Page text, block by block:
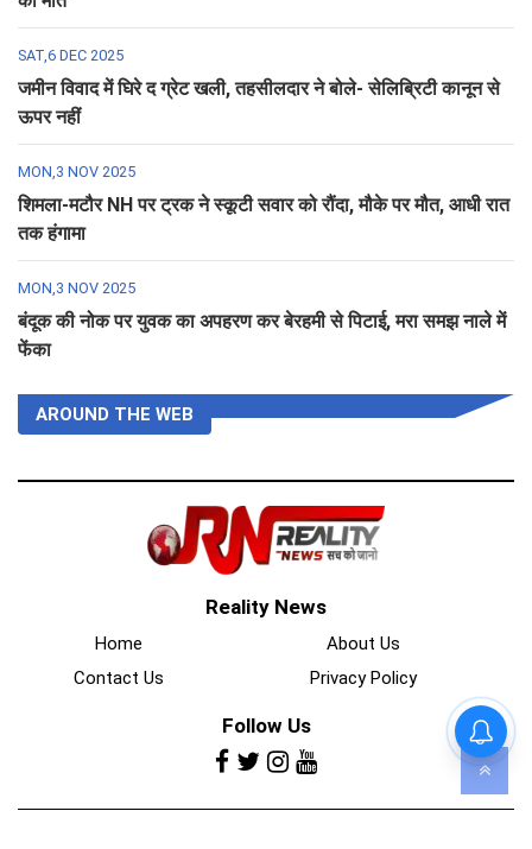
SAT,6 DEC 2025
जमीन विवाद में घिरे द ग्रेट खली, तहसीलदार ने बोले- सेलिब्रिटी कानून से
ऊपर नहीं
MON,3 NOV 2025
शिमला-मटौर NH पर ट्रक ने स्कूटी सवार को रौंदा, मौके पर मौत, आधी रात
तक हंगामा
MON,3 NOV 2025
बंदूक की नोक पर युवक का अपहरण कर बेरहमी से पिटाई, मरा समझ नाले में
फेंका
AROUND THE WEB
Reality News
Home
About Us
Contact Us
Privacy Policy
Follow Us